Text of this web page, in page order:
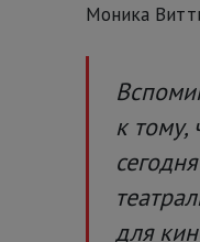
Моника
к тому,
для